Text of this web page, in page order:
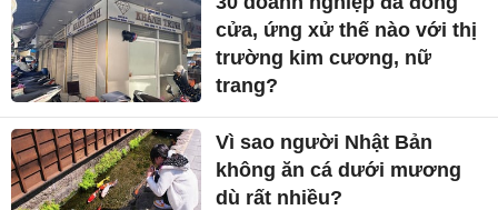
cửa, ứng xử thế nào với thị
trường kim cương, nữ
trang?
Vì sao người Nhật Bản
không ăn cá dưới mương
dù rất nhiều?